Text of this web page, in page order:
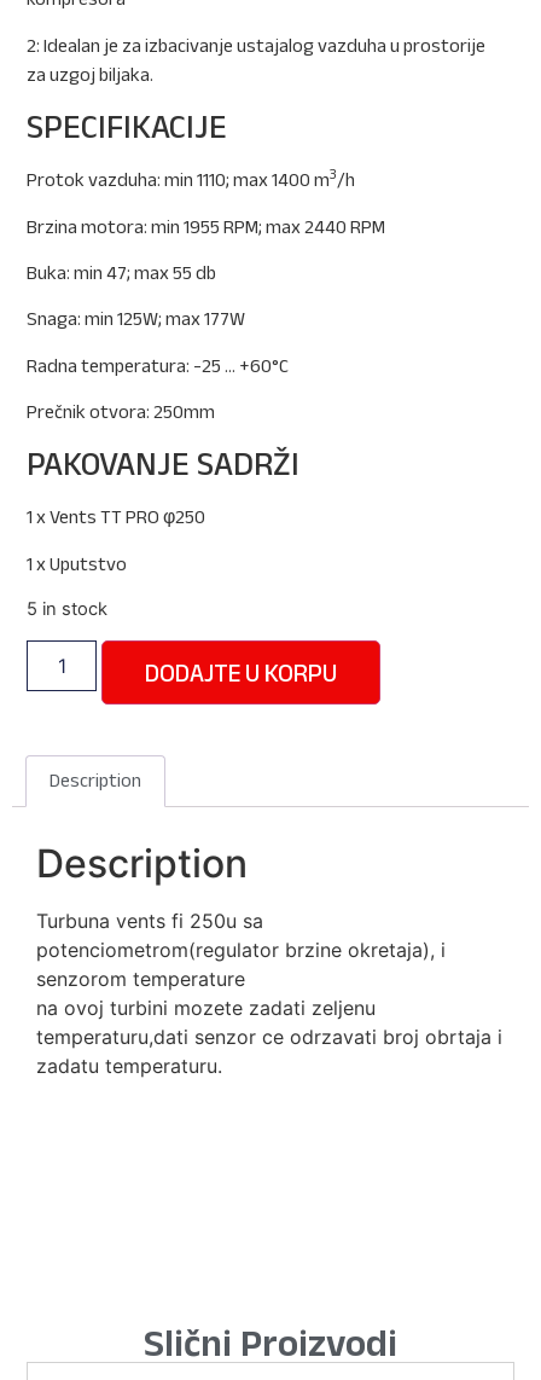
2: Idealan je za izbacivanje ustajalog vazduha u prostorije
za uzgoj biljaka.
SPECIFIKACIJE
Protok vazduha: min 1110; max 1400 m3/h
Brzina motora: min 1955 RPM; max 2440 RPM
Buka: min 47; max 55 db
Snaga: min 125W; max 177W
Radna temperatura: -25 … +60°C
Prečnik otvora: 250mm
PAKOVANJE SADRŽI
1 x Vents TT PRO φ250
1 x Uputstvo
5 in stock
DODAJTE U KORPU
Description
Description
Turbuna vents fi 250u sa
potenciometrom(regulator brzine okretaja), i
senzorom temperature
na ovoj turbini mozete zadati zeljenu
temperaturu,dati senzor ce odrzavati broj obrtaja i
zadatu temperaturu.
Slični Proizvodi